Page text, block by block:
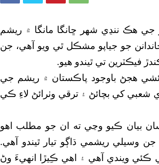
جي هڪ ننڍي شهر ڇانگا مانگا ۾ ريشم
جو جياپو مشڪل ٿي ويو آهي، جن
فيڪٽرين تي ٿيندو هيو.
جي رهائشي هجڻ باوجود پاڪستان ۾ ريشم جي
کي بچائڻ ۽ ترقي وٺرائڻ لاءِ ڪي
بيان ڪيو وڃي ته ان جو مطلب اهو
وسيلي ريشمي ڌاڳو تيار ٿيندو آهي.
ڪئي ويندي آهي ۽ اهي ڪِيڙا انهيءَ وڻ